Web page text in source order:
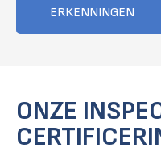
ERKENNINGEN
ONZE